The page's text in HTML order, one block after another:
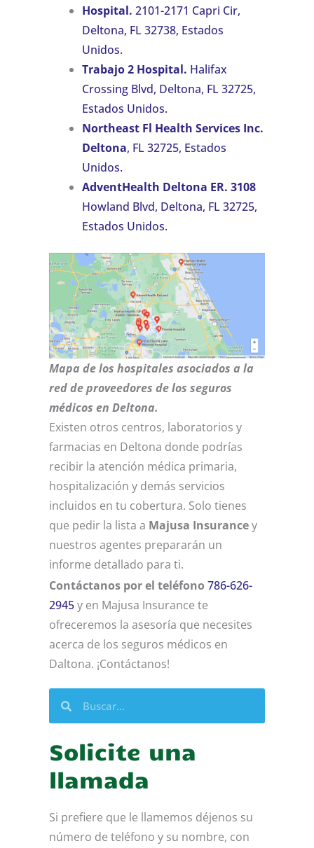
Hospital. 2101-2171 Capri Cir,
Deltona, FL 32738, Estados
Unidos.
Trabajo 2 Hospital. Halifax
Crossing Blvd, Deltona, FL 32725,
Estados Unidos.
Northeast Fl Health Services Inc.
Deltona, FL 32725, Estados
Unidos.
AdventHealth Deltona ER. 3108
Howland Blvd, Deltona, FL 32725,
Estados Unidos.
Mapa de los hospitales asociados a la
red de proveedores de los seguros
médicos en Deltona.
Existen otros centros, laboratorios y
farmacias en Deltona donde podrías
recibir la atención médica primaria,
hospitalización y demás servicios
incluidos en tu cobertura. Solo tienes
que pedir la lista a Majusa Insurancey
nuestros agentes prepararán un
informe detallado para ti.
Contáctanos por el teléfono 786-626-
2945y en Majusa Insurance te
ofreceremos la asesoría que necesites
acerca de los seguros médicos en
Daltona. ¡Contáctanos!
Buscar
Solicite una
llamada
Si prefiere que le llamemos déjenos su
número de teléfono y su nombre, con